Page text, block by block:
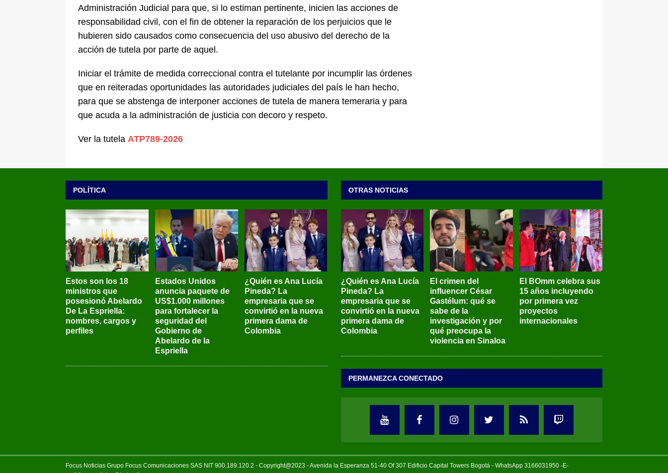
Administración Judicial para que, si lo estiman pertinente, inicien las acciones de
responsabilidad civil, con el fin de obtener la reparación de los perjuicios que le
hubieren sido causados como consecuencia del uso abusivo del derecho de la
acción de tutela por parte de aquel.
Iniciar el trámite de medida correccional contra el tutelante por incumplir las órdenes
que en reiteradas oportunidades las autoridades judiciales del país le han hecho,
para que se abstenga de interponer acciones de tutela de manera temeraria y para
que acuda a la administración de justicia con decoro y respeto.
Ver la tutela ATP789-2026
POLÍTICA
Estos son los 18
ministros que
posesionó Abelardo
De La Espriella:
nombres, cargos y
perfiles
Estados Unidos
anuncia paquete de
US$1.000 millones
para fortalecer la
seguridad del
Gobierno de
Abelardo de la
Espriella
¿Quién es Ana Lucía
Pineda? La
empresaria que se
convirtió en la nueva
primera dama de
Colombia
OTRAS NOTICIAS
¿Quién es Ana Lucía
Pineda? La
empresaria que se
convirtió en la nueva
primera dama de
Colombia
El crimen del
influencer César
Gastélum: qué se
sabe de la
investigación y por
qué preocupa la
violencia en Sinaloa
El BOmm celebra sus
15 años incluyendo
por primera vez
proyectos
internacionales
PERMANEZCA CONECTADO
Focus Noticias Grupo Focus Comunicaciones SAS NIT 900.189.120.2 - Copyright@2023 - Avenida la Esperanza 51-40 Of 307 Edificio Capital Towers Bogotá - WhatsApp 3166031950 -E-